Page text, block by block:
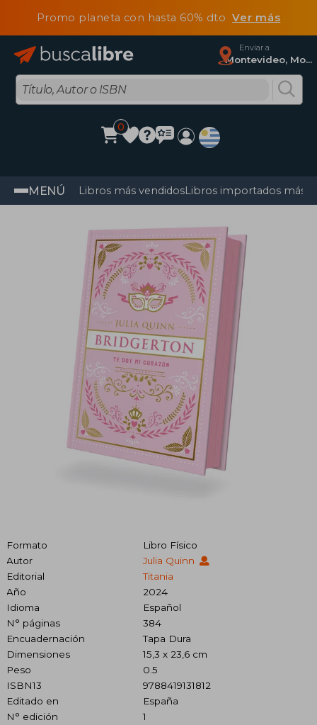
Promo planeta con hasta 60% dtoVer más
Enviar a
Montevideo, Montevideo
0
MENÚ Libros más vendidosLibros importados más
Formato
Libro Físico
Autor
Julia Quinn
Editorial
Titania
Año
2024
Idioma
Español
N° páginas
384
Encuadernación
Tapa Dura
Dimensiones
15,3 x 23,6 cm
Peso
0.5
ISBN13
9788419131812
Editado en
España
N° edición
1